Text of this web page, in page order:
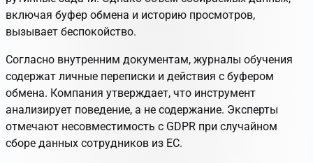
включая буфер обмена и историю просмотров,
вызывает беспокойство.
Согласно внутренним документам, журналы обучения
содержат личные переписки и действия с буфером
обмена. Компания утверждает, что инструмент
анализирует поведение, а не содержание. Эксперты
отмечают несовместимость с GDPR при случайном
сборе данных сотрудников из ЕС.